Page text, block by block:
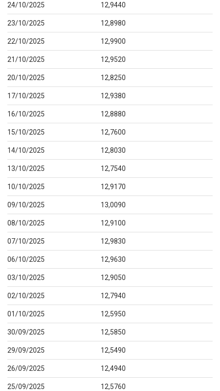
24/10/2025 12,9440
23/10/2025 12,8980
22/10/2025 12,9900
21/10/2025 12,9520
20/10/2025 12,8250
17/10/2025 12,9380
16/10/2025 12,8880
15/10/2025 12,7600
14/10/2025 12,8030
13/10/2025 12,7540
10/10/2025 12,9170
09/10/2025 13,0090
08/10/2025 12,9100
07/10/2025 12,9830
06/10/2025 12,9630
03/10/2025 12,9050
02/10/2025 12,7940
01/10/2025 12,5950
30/09/2025 12,5850
29/09/2025 12,5490
26/09/2025 12,4940
25/09/2025 12,5760